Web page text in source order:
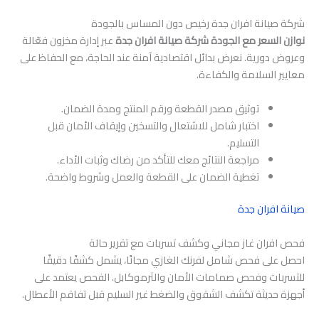
شركة صيانة افران جدة رخيص دون المساس بالجودة
نوازن السعر مع الجودةشركة صيانة افران جدةعبر إدارة مخزون فعّالة
وعروض دورية. نعرض بدائل اقتصادية آمنة عند الحاجة، مع الحفاظ على
معايير السلامة والكفاءة.
توثيق مصدر القطعة ورقم المنتج ومدة الضمان.
اختبار شامل للاشتعال والتسخين وإيقاف الأمان قبل
التسليم.
مراجعة النتائج معك للتأكد من رضاك وثبات الأداء.
تغطية الضمان على القطعة والعمل وشروط واضحة.
صيانة افران جدة
فحص افران غاز مجاني وكشف تسربات مع تقرير حالة
احصل على فحص شامل لفرنك الغازي مجانًا، يشمل كشفًا دقيقًا
للتسربات وفحص صمامات الأمان والثرموكابل. الفحص يعتمد على
أجهزة حديثة تكشف الشقوق والضغط غير السليم قبل تفاقم الأعطال.